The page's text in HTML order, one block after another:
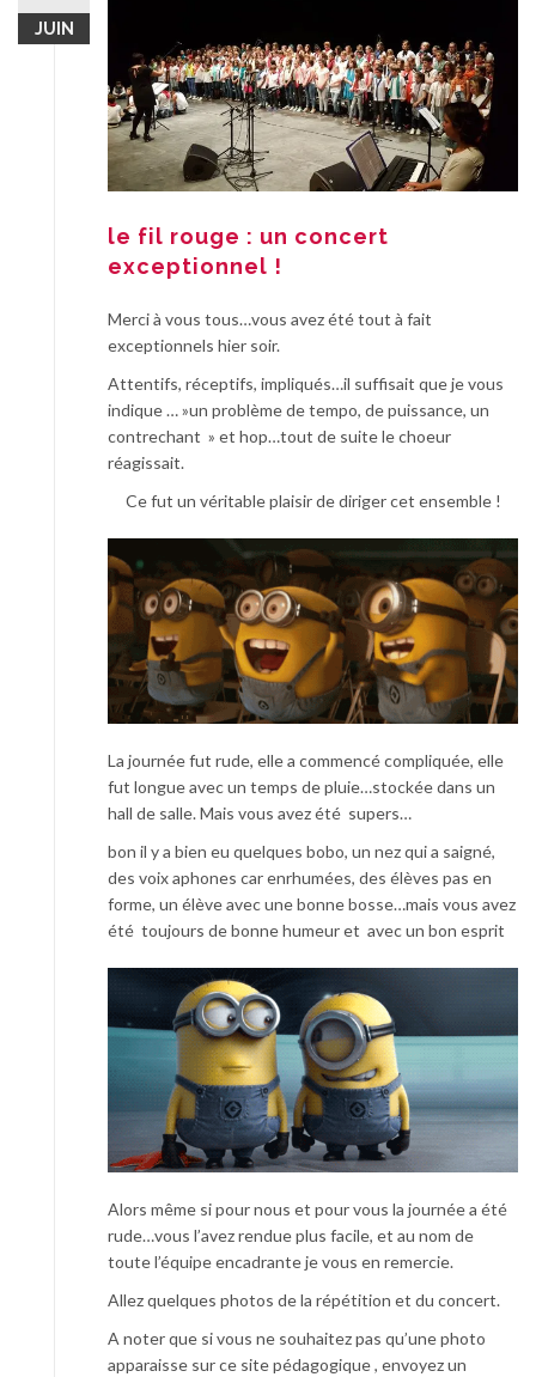
JUIN
le fil rouge : un concert
exceptionnel !
Merci à vous tous…vous avez été tout à fait
exceptionnels hier soir.
Attentifs, réceptifs, impliqués…il suffisait que je vous
indique … »un problème de tempo, de puissance, un
contrechant » et hop…tout de suite le choeur
réagissait.
Ce fut un véritable plaisir de diriger cet ensemble !
La journée fut rude, elle a commencé compliquée, elle
fut longue avec un temps de pluie…stockée dans un
hall de salle. Mais vous avez été supers…
bon il y a bien eu quelques bobo, un nez qui a saigné,
des voix aphones car enrhumées, des élèves pas en
forme, un élève avec une bonne bosse…mais vous avez
été toujours de bonne humeur et avec un bon esprit
Alors même si pour nous et pour vous la journée a été
rude…vous l’avez rendue plus facile, et au nom de
toute l’équipe encadrante je vous en remercie.
Allez quelques photos de la répétition et du concert.
A noter que si vous ne souhaitez pas qu’une photo
apparaisse sur ce site pédagogique , envoyez un